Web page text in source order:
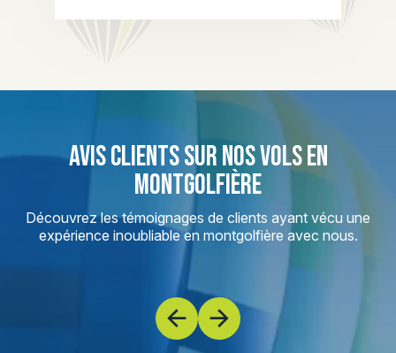
AVIS CLIENTS SUR NOS VOLS EN
MONTGOLFIÈRE
Découvrez les témoignages de clients ayant vécu une
expérience inoubliable en montgolfière avec nous.